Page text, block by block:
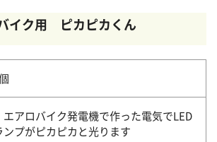
イク用 ピカピカくん
エアロバイク発電機で作った電気でLED
ンプがピカピカと光ります